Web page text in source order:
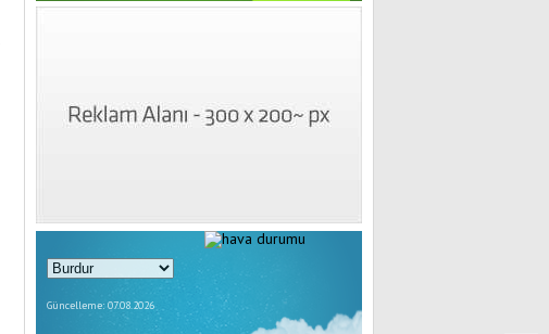
Güncelleme: 07.08.2026